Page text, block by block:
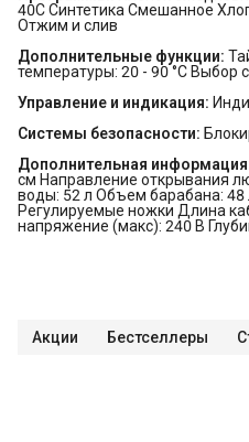
40С Синтетика Смешанное
Отжим и слив
Дополнительные функции:
температуры: 20 - 90 °C
Управление и индикация:
Системы безопасности:
Дополнительная
см Направление открывания
воды: 52 л Объем барабана:
Регулируемые ножки Длина
напряжение (макс): 240 В
Акции Бестселлеры